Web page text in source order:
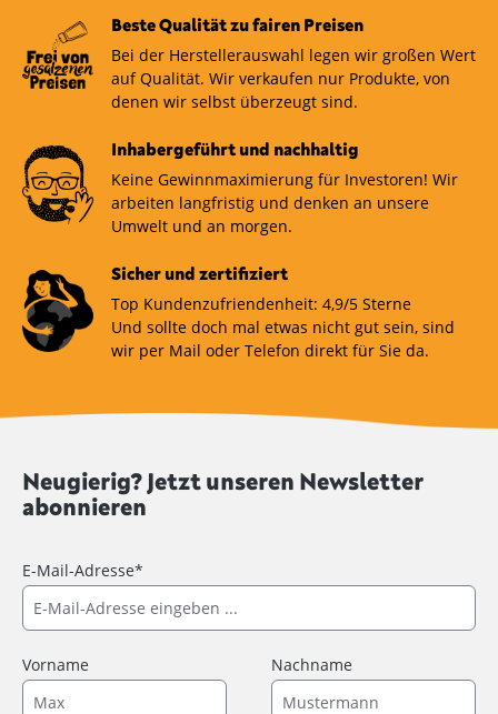
Beste Qualität zu fairen Preisen
Bei der Herstellerauswahl legen wir großen Wert
auf Qualität. Wir verkaufen nur Produkte, von
denen wir selbst überzeugt sind.
Inhabergeführt und nachhaltig
Keine Gewinnmaximierung für Investoren! Wir
arbeiten langfristig und denken an unsere
Umwelt und an morgen.
Sicher und zertifiziert
Top Kundenzufriendenheit: 4,9/5 Sterne
Und sollte doch mal etwas nicht gut sein, sind
wir per Mail oder Telefon direkt für Sie da.
Neugierig? Jetzt unseren Newsletter
abonnieren
E-Mail-Adresse*
Vorname Nachname